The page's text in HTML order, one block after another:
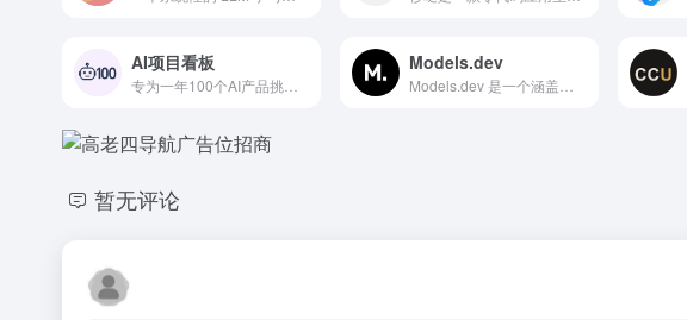
AI项目看板 Models.dev
暂无评论